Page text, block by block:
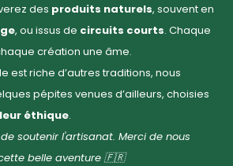
des produits naturels, souvent en
, ou issus de circuits courts. Chaque
création une âme.
est riche d’autres traditions, nous
pépites venues d’ailleurs, choisies
éthique.
soutenir l'artisanat. Merci de nous
belle aventure 🇫🇷